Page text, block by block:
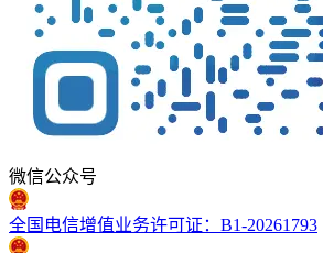
微信公众号
全国电信增值业务许可证：B1-20261793